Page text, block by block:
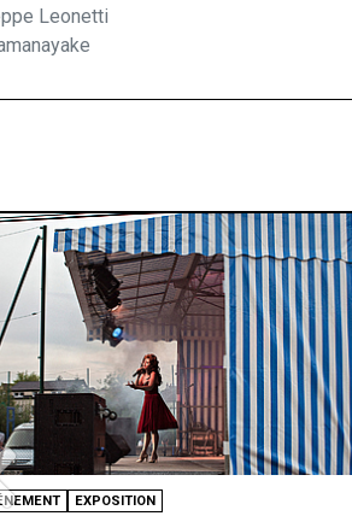
Leonetti
LIVESTREAM